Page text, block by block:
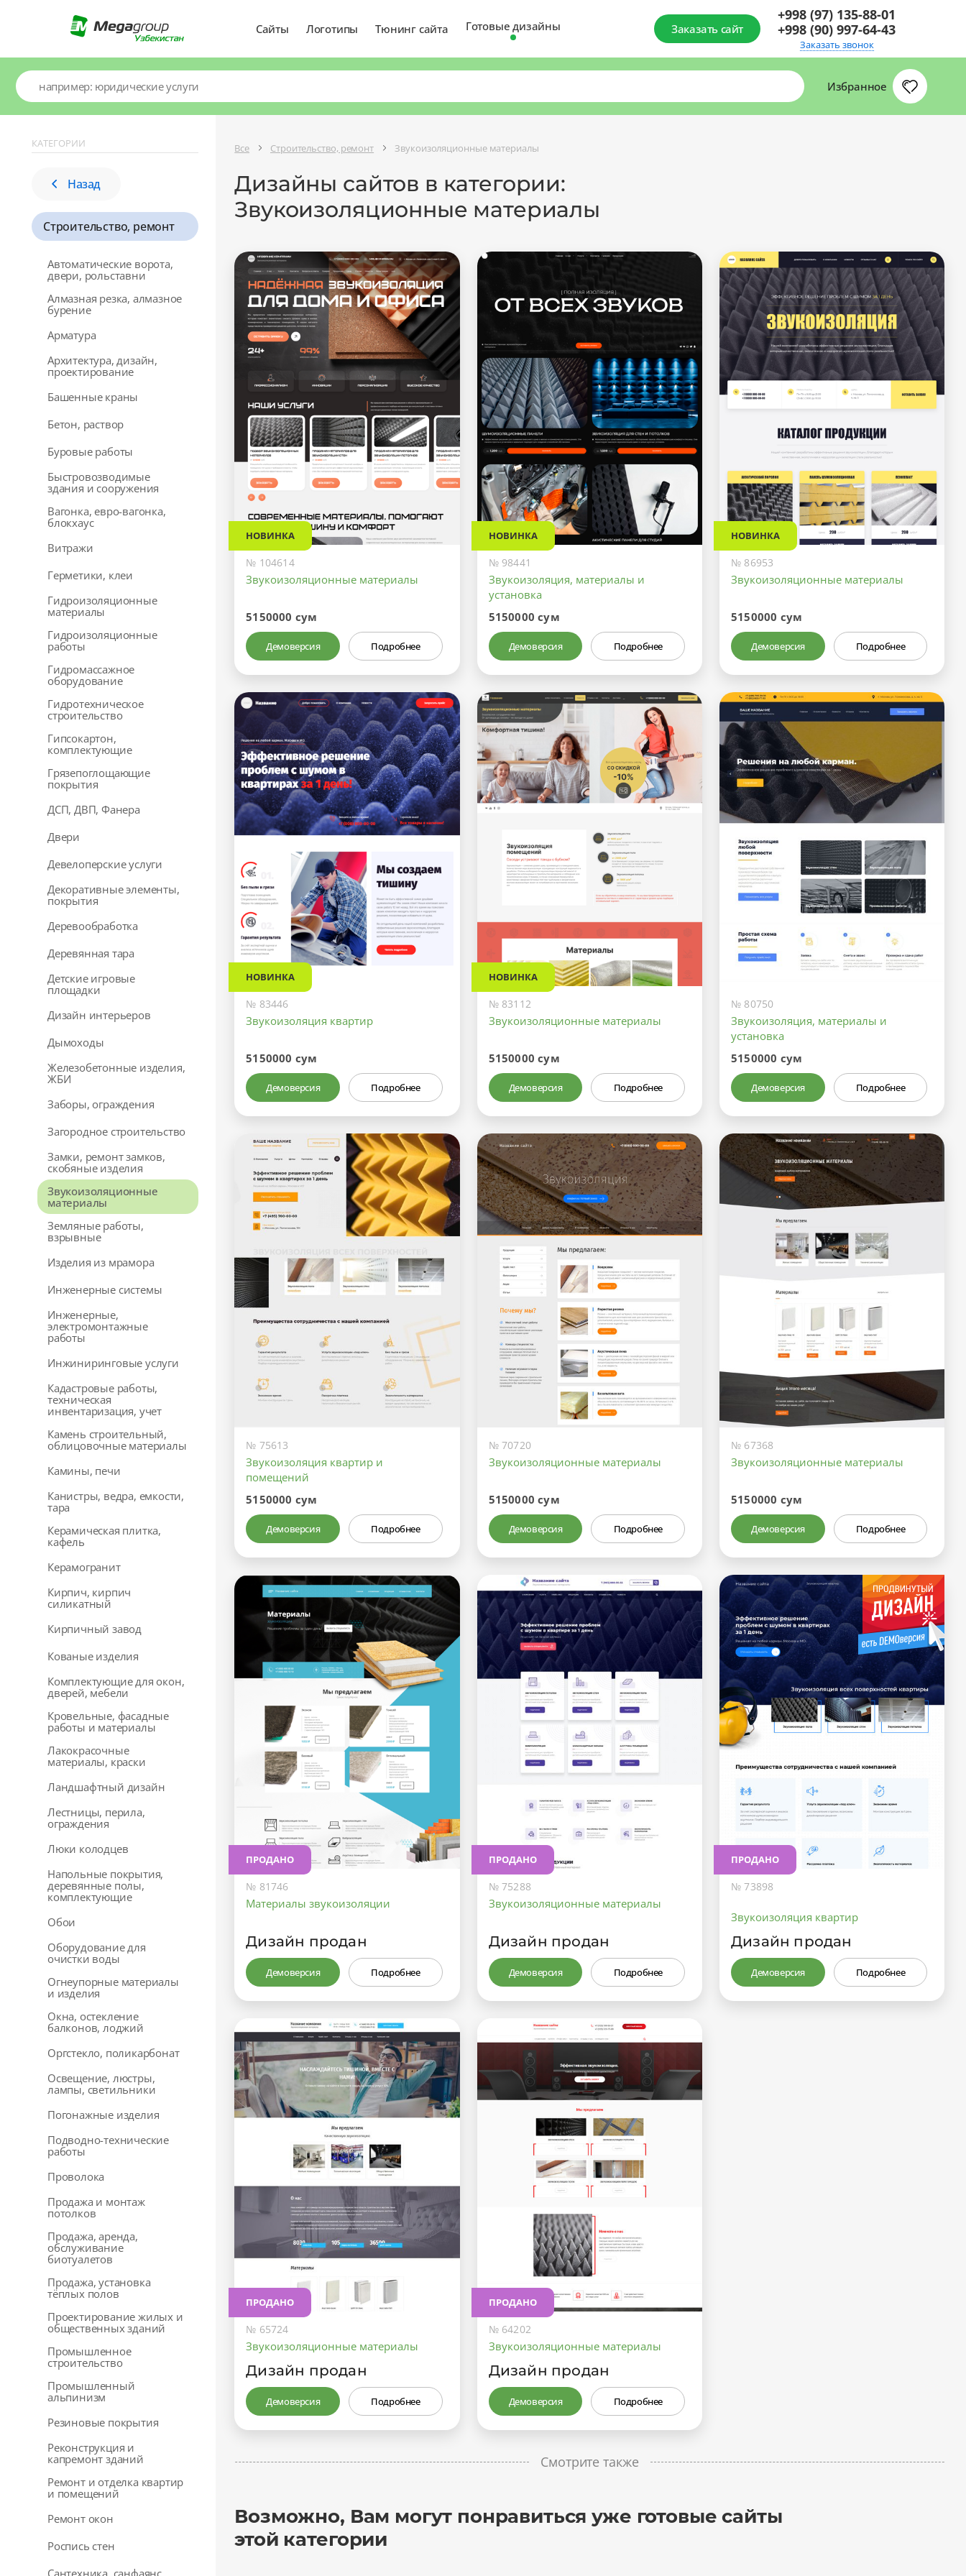
Сайты Логотипы Тюнинг сайта Готовые дизайны Заказать сайт
+998 (97) 135-88-01
+998 (90) 997-64-43
Заказать звонок
Избранное
КАТЕГОРИИ
Назад
Строительство, ремонт
Автоматические ворота,
двери, рольставни
Алмазная резка, алмазное
бурение
Арматура
Архитектура, дизайн,
проектирование
Башенные краны
Бетон, раствор
Буровые работы
Быстровозводимые
здания и сооружения
Вагонка, евро-вагонка,
блокхаус
Витражи
Герметики, клеи
Гидроизоляционные
материалы
Гидроизоляционные
работы
Гидромассажное
оборудование
Гидротехническое
строительство
Гипсокартон,
комплектующие
Грязепоглощающие
покрытия
ДСП, ДВП, Фанера
Двери
Девелоперские услуги
Декоративные элементы,
покрытия
Деревообработка
Деревянная тара
Детские игровые
площадки
Дизайн интерьеров
Дымоходы
Железобетонные изделия,
ЖБИ
Заборы, ограждения
Загородное строительство
Замки, ремонт замков,
скобяные изделия
Звукоизоляционные
материалы
Земляные работы,
взрывные
Изделия из мрамора
Инженерные системы
Инженерные,
электромонтажные
работы
Инжиниринговые услуги
Кадастровые работы,
техническая
инвентаризация, учет
Камень строительный,
облицовочные материалы
Камины, печи
Канистры, ведра, емкости,
тара
Керамическая плитка,
кафель
Керамогранит
Кирпич, кирпич
силикатный
Кирпичный завод
Кованые изделия
Комплектующие для окон,
дверей, мебели
Кровельные, фасадные
работы и материалы
Лакокрасочные
материалы, краски
Ландшафтный дизайн
Лестницы, перила,
ограждения
Люки колодцев
Напольные покрытия,
деревянные полы,
комплектующие
Обои
Оборудование для
очистки воды
Огнеупорные материалы
и изделия
Окна, остекление
балконов, лоджий
Оргстекло, поликарбонат
Освещение, люстры,
лампы, светильники
Погонажные изделия
Подводно-технические
работы
Проволока
Продажа и монтаж
потолков
Продажа, аренда,
обслуживание
биотуалетов
Продажа, установка
тёплых полов
Проектирование жилых и
общественных зданий
Промышленное
строительство
Промышленный
альпинизм
Резиновые покрытия
Реконструкция и
капремонт зданий
Ремонт и отделка квартир
и помещений
Ремонт окон
Роспись стен
Сантехника, санфаянс
Все Строительство, ремонт Звукоизоляционные материалы
Дизайны сайтов в категории:
Звукоизоляционные материалы
НОВИНКА
№ 104614
Звукоизоляционные материалы
5150000 сум
Демоверсия Подробнее
НОВИНКА
№ 98441
Звукоизоляция, материалы и
установка
5150000 сум
Демоверсия Подробнее
НОВИНКА
№ 86953
Звукоизоляционные материалы
5150000 сум
Демоверсия Подробнее
НОВИНКА
№ 83446
Звукоизоляция квартир
5150000 сум
Демоверсия Подробнее
НОВИНКА
№ 83112
Звукоизоляционные материалы
5150000 сум
Демоверсия Подробнее
№ 80750
Звукоизоляция, материалы и
установка
5150000 сум
Демоверсия Подробнее
№ 75613
Звукоизоляция квартир и
помещений
5150000 сум
Демоверсия Подробнее
№ 70720
Звукоизоляционные материалы
5150000 сум
Демоверсия Подробнее
№ 67368
Звукоизоляционные материалы
5150000 сум
Демоверсия Подробнее
ПРОДАНО
№ 81746
Материалы звукоизоляции
Дизайн продан
Демоверсия Подробнее
ПРОДАНО
№ 75288
Звукоизоляционные материалы
Дизайн продан
Демоверсия Подробнее
ПРОДАНО
№ 73898
Звукоизоляция квартир
Дизайн продан
Демоверсия Подробнее
ПРОДАНО
№ 65724
Звукоизоляционные материалы
Дизайн продан
Демоверсия Подробнее
ПРОДАНО
№ 64202
Звукоизоляционные материалы
Дизайн продан
Демоверсия Подробнее
Смотрите также
Возможно, Вам могут понравиться уже готовые сайты
этой категории